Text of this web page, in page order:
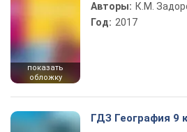
показать
обложку
Авторы: К.М.
Год: 2017
ГДЗ География 9